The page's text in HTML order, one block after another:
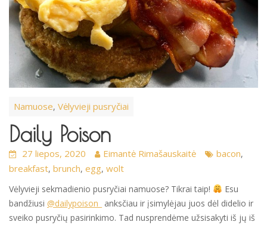
Namuose, Vėlyvieji pusryčiai
Daily Poison
27 liepos, 2020 Eimantė Rimašauskaitė bacon,
breakfast, brunch, egg, wolt
Vėlyvieji sekmadienio pusryčiai namuose? Tikrai taip!
Esu
bandžiusi @dailypoison_
anksčiau ir įsimylėjau juos dėl didelio ir
sveiko pusryčių pasirinkimo. Tad nusprendėme užsisakyti iš jų iš